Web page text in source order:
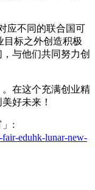
应不同的联合国可
目标之外创造积极
与他们共同努力创
在这个充满创业精
好未来！
」:
fair-eduhk-lunar-new-